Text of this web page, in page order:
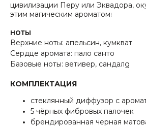
цивилизации Перу или Эквадора,
этим магическим ароматом!
НОТЫ
Верхние ноты: апельсин, кумкват
Сердце аромата: пало санто
Базовые ноты: ветивер, сандалg
КОМПЛЕКТАЦИЯ
стеклянный диффузор с
5 чёрных фибровых палочек
брендированная черная